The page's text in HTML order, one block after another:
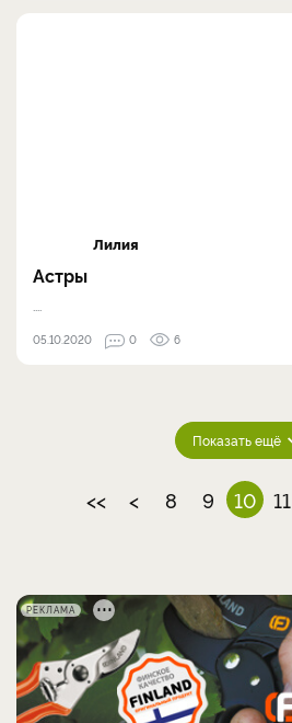
Лилия
Астры
05.10.2020 0 6
Показать ещё
<< < 8 9 10 11
РЕКЛАМА